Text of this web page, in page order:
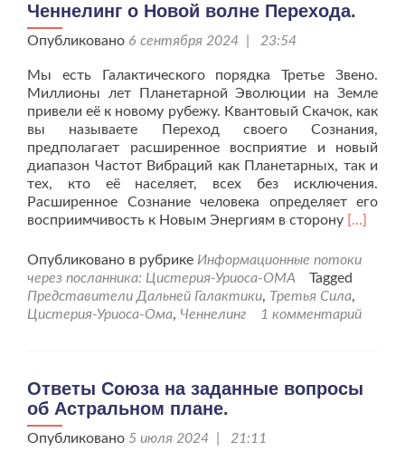
Ченнелинг о Новой волне Перехода.
Опубликовано 6 сентября 2024 | 23:54
Мы есть Галактического порядка Третье Звено.
Миллионы лет Планетарной Эволюции на Земле
привели её к новому рубежу. Квантовый Скачок, как
вы называете Переход своего Сознания,
предполагает расширенное восприятие и новый
диапазон Частот Вибраций как Планетарных, так и
тех, кто её населяет, всех без исключения.
Расширенное Сознание человека определяет его
восприимчивость к Новым Энергиям в сторону Читать
о
Новой
волне
[…]
Опубликовано в рубрике Информационные потоки
через посланника: Цистерия-Уриоса-ОМА
Tagged
Представители Дальней Галактики, Третья Сила,
Цистерия-Уриоса-Ома, Ченнелинг 1 комментарий
Ответы Союза на заданные вопросы
об Астральном плане.
Опубликовано 5 июля 2024 | 21:11